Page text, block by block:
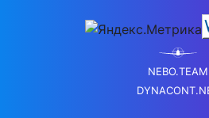
NEBO.TEAM